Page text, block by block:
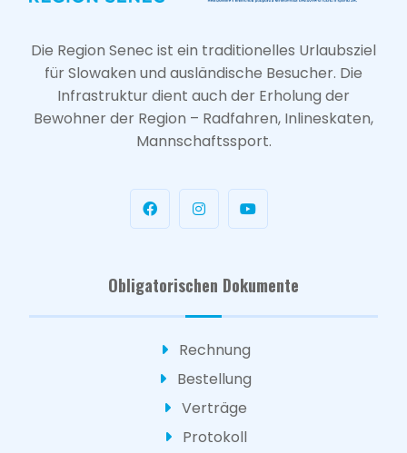
Die Region Senec ist ein traditionelles Urlaubsziel
für Slowaken und ausländische Besucher. Die
Infrastruktur dient auch der Erholung der
Bewohner der Region – Radfahren, Inlineskaten,
Mannschaftssport.
Obligatorischen Dokumente
Rechnung
Bestellung
Verträge
Protokoll